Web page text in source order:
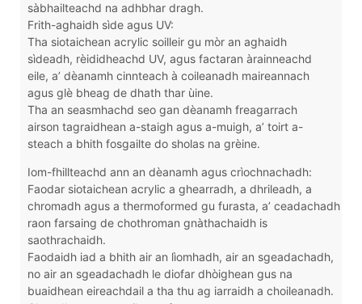
sàbhailteachd na adhbhar dragh.
Frith-aghaidh sìde agus UV:
Tha siotaichean acrylic soilleir gu mòr an aghaidh
sìdeadh, rèididheachd UV, agus factaran àrainneachd
eile, a’ dèanamh cinnteach à coileanadh maireannach
agus glè bheag de dhath thar ùine.
Tha an seasmhachd seo gan dèanamh freagarrach
airson tagraidhean a-staigh agus a-muigh, a’ toirt a-
steach a bhith fosgailte do sholas na grèine.
Iom-fhillteachd ann an dèanamh agus crìochnachadh:
Faodar siotaichean acrylic a ghearradh, a dhrileadh, a
chromadh agus a thermoformed gu furasta, a’ ceadachadh
raon farsaing de chothroman gnàthachaidh is
saothrachaidh.
Faodaidh iad a bhith air an lìomhadh, air an sgeadachadh,
no air an sgeadachadh le diofar dhòighean gus na
buaidhean eireachdail a tha thu ag iarraidh a choileanadh.